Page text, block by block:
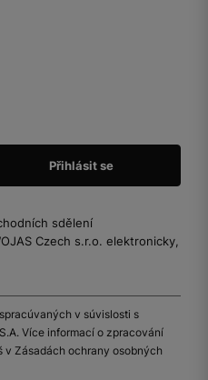
sdělení
Czech s.r.o. elektronicky,
v súvislosti s
Více informací o zpracování
v Zásadách ochrany osobných